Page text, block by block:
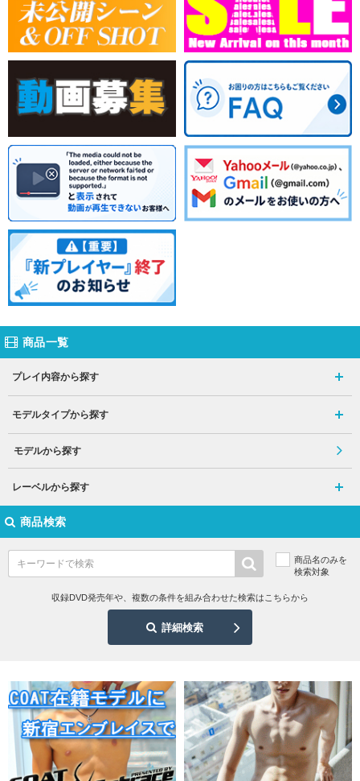
商品一覧
プレイ内容から探す
モデルタイプから探す
モデルから探す
レーベルから探す
商品検索
商品名のみを
検索対象
収録DVD発売年や、複数の条件を組み合わせた検索はこちらから
詳細検索